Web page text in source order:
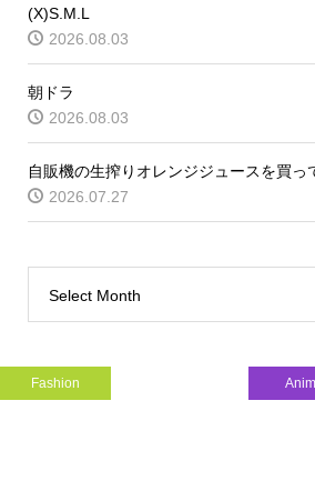
(X)S.M.L
2026.08.03
朝ドラ
2026.08.03
自販機の生搾りオレンジジュースを買っ
2026.07.27
Select Month
Fashion